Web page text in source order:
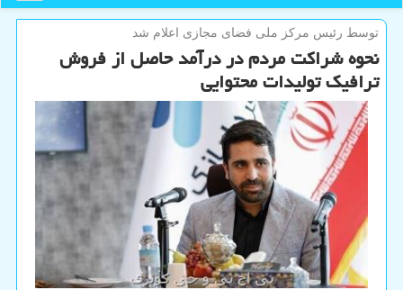
توسط رئیس مركز ملی فضای مجازی اعلام شد
نحوه شراکت مردم در درآمد حاصل از فروش
ترافیک تولیدات محتوایی